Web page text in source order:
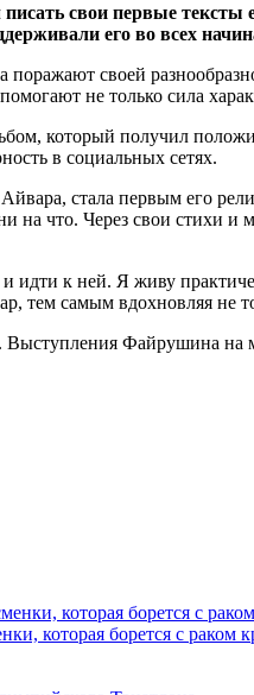
свои первые
его во всех
своей
не только сила
который получил
в социальных сетях.
стала первым его
на что. Через свои
идти к ней. Я живу
самым вдохновляя не
Выступления Файрушина
которая борется с раком